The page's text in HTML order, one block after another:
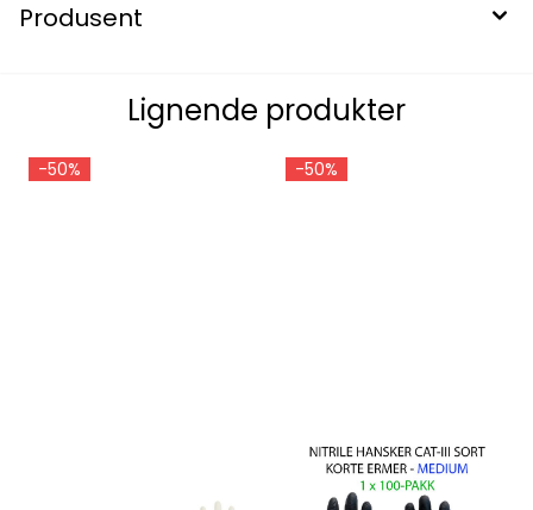
Produsent
Lignende produkter
-50% -50%